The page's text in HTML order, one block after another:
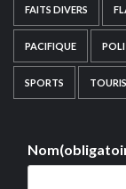
FAITS DIVERS
PACIFIQUE
SPORTS
Nom